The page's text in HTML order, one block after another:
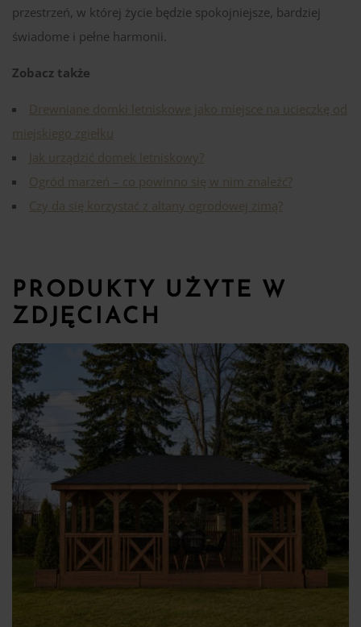
przestrzeń, w której życie będzie spokojniejsze, bardziej
świadome i pełne harmonii.
Zobacz także
Drewniane domki letniskowe jako miejsce na ucieczkę od
miejskiego zgiełku
Jak urządzić domek letniskowy?
Ogród marzeń – co powinno się w nim znaleźć?
Czy da się korzystać z altany ogrodowej zimą?
PRODUKTY UŻYTE W
ZDJĘCIACH